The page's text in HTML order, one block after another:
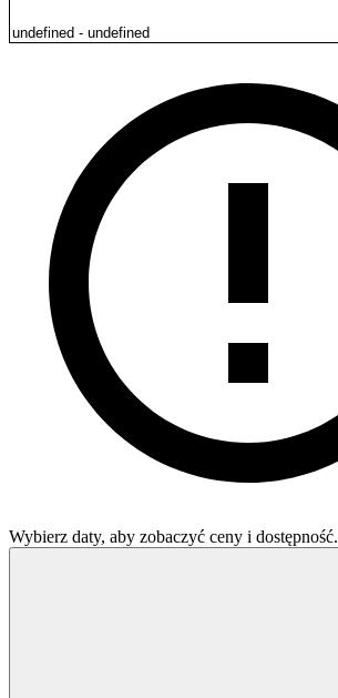
Wybierz daty, aby zobaczyć ceny i dostępność.